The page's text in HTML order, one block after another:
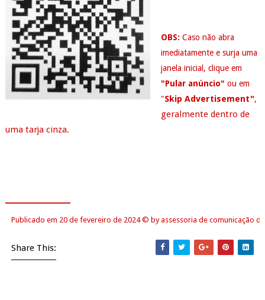
OBS: Caso não abra
imediatamente e surja uma
janela inicial, clique em
"Pular anúncio" ou em
"Skip Advertisement",
geralmente dentro de
uma tarja cinza.
Publicado em 20 de fevereiro de 2024© by assessoria de comunicação
Share This: